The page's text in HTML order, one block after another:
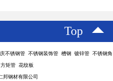
Top
不锈钢管 不锈钢装饰管 槽钢 镀锌管 不锈钢角
矩管 花纹板
邦钢材有限公司